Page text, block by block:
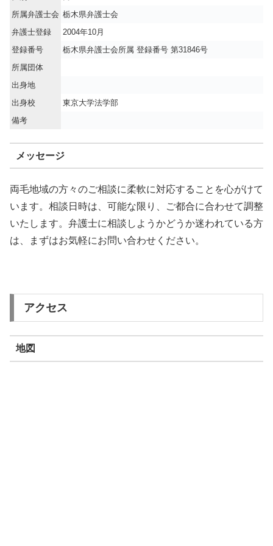
所属弁護士会 栃木県弁護士会
弁護士登録
2004年10月
登録番号
栃木県弁護士会所属 登録番号 第31846号
所属団体
出身地
出身校
東京大学法学部
備考
メッセージ
両毛地域の方々のご相談に柔軟に対応することを心がけて
います。相談日時は、可能な限り、ご都合に合わせて調整
いたします。弁護士に相談しようかどうか迷われている方
は、まずはお気軽にお問い合わせください。
アクセス
地図